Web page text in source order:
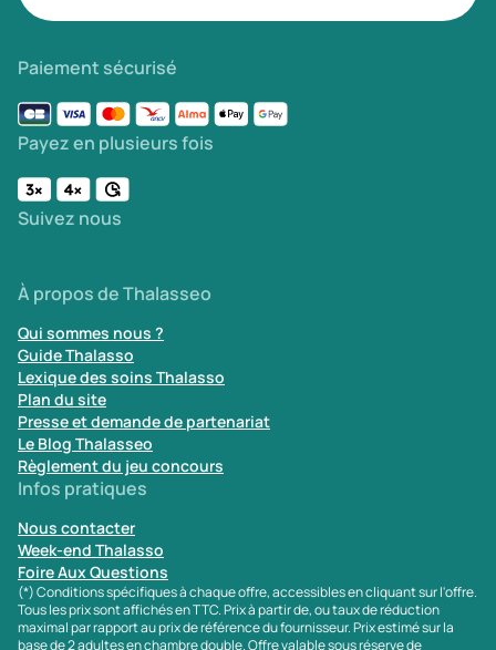
Paiement sécurisé
Payez en plusieurs fois
Suivez nous
À propos de Thalasseo
Qui sommes nous ?
Guide Thalasso
Lexique des soins Thalasso
Plan du site
Presse et demande de partenariat
Le Blog Thalasseo
Règlement du jeu concours
Infos pratiques
Nous contacter
Week-end Thalasso
Foire Aux Questions
(*) Conditions spécifiques à chaque offre, accessibles en cliquant sur l'offre.
Tous les prix sont affichés en TTC. Prix à partir de, ou taux de réduction
maximal par rapport au prix de référence du fournisseur. Prix estimé sur la
base de 2 adultes en chambre double. Offre valable sous réserve de